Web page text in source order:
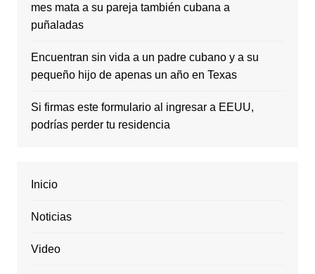
mes mata a su pareja también cubana a
puñaladas
Encuentran sin vida a un padre cubano y a su
pequeño hijo de apenas un año en Texas
Si firmas este formulario al ingresar a EEUU,
podrías perder tu residencia
Inicio
Noticias
Video